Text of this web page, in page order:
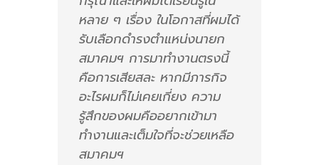
หลาย ๆ เรื่อง ในโอกาสที่ผมได้
รับเลือกดำรงตำแหน่งนายก
สมาคมฯ การมาทำงานตรงนี้
คือการเสียสละ หากมีภารกิจ
อะไรผมก็ไม่เคยเกี่ยง ความ
รู้สึกของผมคืออยากเข้ามา
ทำงานและเต็มใจที่จะช่วยเหลือ
สมาคมฯ